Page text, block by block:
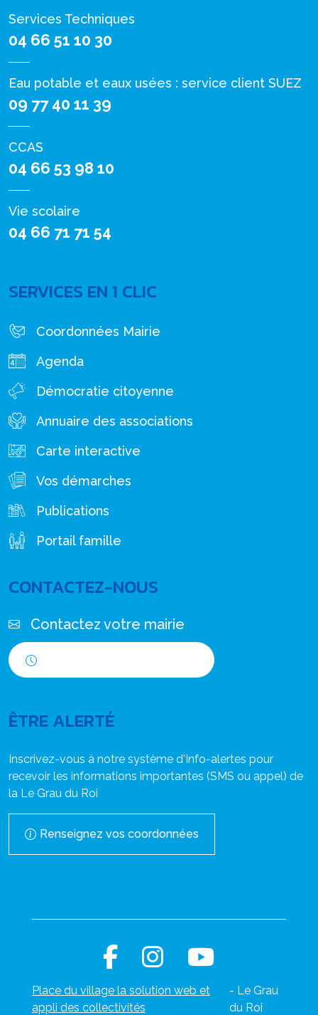
Services Techniques
04 66 51 10 30
Eau potable et eaux usées : service client SUEZ
09 77 40 11 39
CCAS
04 66 53 98 10
Vie scolaire
04 66 71 71 54
SERVICES EN 1 CLIC
Coordonnées Mairie
Agenda
Démocratie citoyenne
Annuaire des associations
Carte interactive
Vos démarches
Publications
Portail famille
CONTACTEZ-NOUS
Contactez votre mairie
ÊTRE ALERTÉ
Inscrivez-vous à notre système d'Info-alertes pour
recevoir les informations importantes (SMS ou appel) de
la Le Grau du Roi
Renseignez vos coordonnées
Place du village la solution web et
appli des collectivités
- Le Grau
du Roi